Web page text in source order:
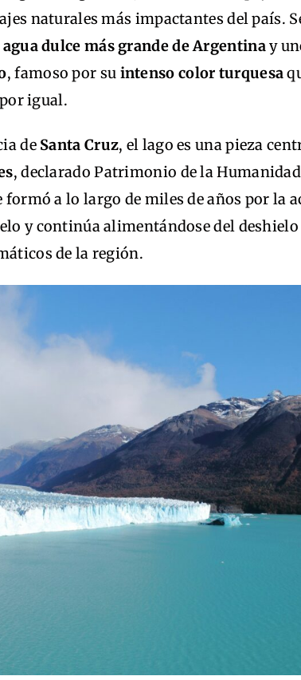
naturales más impactantes del país.
agua dulce más grande de Argentinay
, famoso por su intenso color turquesa
igual.
de Santa Cruz, el lago es una pieza
, declarado Patrimonio de la
formó a lo largo de miles de años por la
y continúa alimentándose del deshielo
de la región.